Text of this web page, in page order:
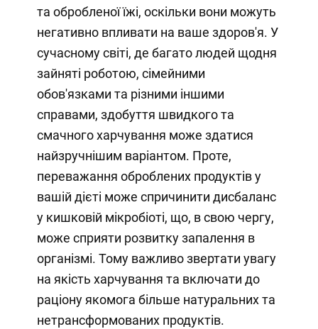
та обробленої їжі, оскільки вони можуть
негативно впливати на ваше здоров'я. У
сучасному світі, де багато людей щодня
зайняті роботою, сімейними
обов'язками та різними іншими
справами, здобуття швидкого та
смачного харчування може здатися
найзручнішим варіантом. Проте,
переважання оброблених продуктів у
вашій дієті може спричинити дисбаланс
у кишковій мікробіоті, що, в свою чергу,
може сприяти розвитку запалення в
організмі. Тому важливо звертати увагу
на якість харчування та включати до
раціону якомога більше натуральних та
нетрансформованих продуктів.